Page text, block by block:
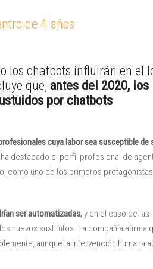
de 4 años
los chatbots influirán en el
que, antes del 2020, los
por chatbots
cuya labor sea susceptible de
destacado el perfil profesional de
como uno de los primeros
ser automatizadas,y en el caso de las
nuevos sustitutos. La compañía afirma
aunque la intervención humana